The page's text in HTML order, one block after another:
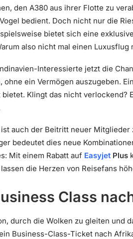
den A380 aus ihrer Flotte zu
bedient. Doch nicht nur die
bietet sich eine
also nicht mal einen
Interessierte jetzt die
ohne ein Vermögen auszugeben.
Klingt das nicht
auch der Beitritt neuer Mitglieder
bedeutet dies neue
Mit einem Rabatt auf Easyjet Plus
die Herzen von Reisefans
Class
durch die Wolken zu gleiten und
Business-Class-Ticket nach